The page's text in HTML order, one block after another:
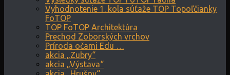
Vyhodnotenie 1. kola súťaže TOP Topoľčianky
FoTOP
TOP FoTOP Architektúra
Prechod Zoborských vrchov
Príroda očami Edu …
akcia „Zubry“
akcia „Výstava“